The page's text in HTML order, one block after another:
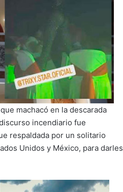
machacó en la descarada
incendiario fue
respaldada por un solitario
Unidos y México, para darles